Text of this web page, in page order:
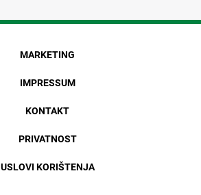
MARKETING
IMPRESSUM
KONTAKT
PRIVATNOST
USLOVI KORIŠTENJA